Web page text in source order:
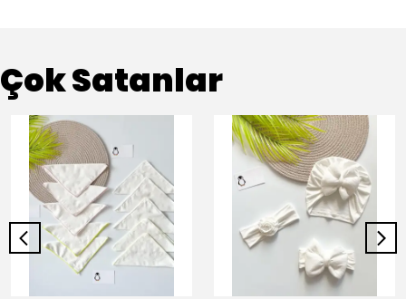
Çok Satanlar